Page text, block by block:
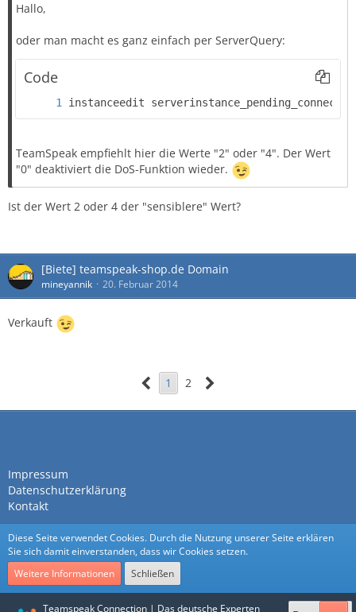
Hallo,
oder man macht es ganz einfach per ServerQuery:
Code
instanceedit
TeamSpeak empfiehlt hier die Werte "2" oder "4". Der Wert
"0" deaktiviert die DoS-Funktion wieder.
Ist der Wert 2 oder 4 der "sensiblere" Wert?
[Biete] teamspeak-shop.de Domain
mineyannik 20. Februar 2014
Verkauft
1 2
Impressum
Datenschutzerklärung
Kontakt
Community-Software:WoltLab Suite™
Teamspeak Connection | Das deutsche Experten
Diese Seite verwendet Cookies. Durch die Nutzung unserer Seite erklären
Sie sich damit einverstanden, dass wir Cookies setzen.
Weitere Informationen
Schließen